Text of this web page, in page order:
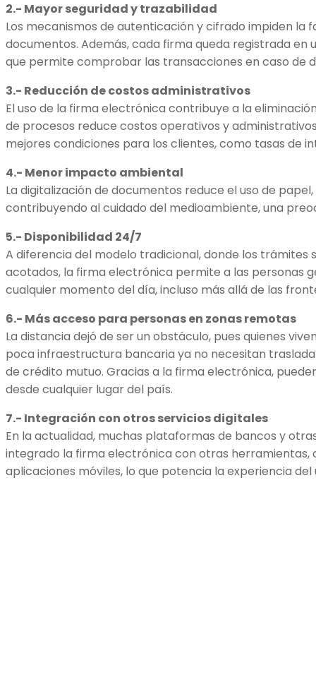
2.- Mayor seguridad y trazabilidad
Los mecanismos de autenticación y cifrado impiden la
documentos. Además, cada firma queda registrada en
que permite comprobar las transacciones en caso de
3.- Reducción de costos administrativos
El uso de la firma electrónica contribuye a la
de procesos reduce costos operativos y
mejores condiciones para los clientes, como tasas de
4.- Menor impacto ambiental
La digitalización de documentos reduce el uso de
contribuyendo al cuidado del medioambiente, una
5.- Disponibilidad 24/7
A diferencia del modelo tradicional, donde los trámites
acotados, la firma electrónica permite a las personas
cualquier momento del día, incluso más allá de las
6.- Más acceso para personas en zonas remotas
La distancia dejó de ser un obstáculo, pues quienes
poca infraestructura bancaria ya no necesitan
de crédito mutuo. Gracias a la firma electrónica,
desde cualquier lugar del país.
7.- Integración con otros servicios digitales
En la actualidad, muchas plataformas de bancos y
integrado la firma electrónica con otras
aplicaciones móviles, lo que potencia la experiencia del